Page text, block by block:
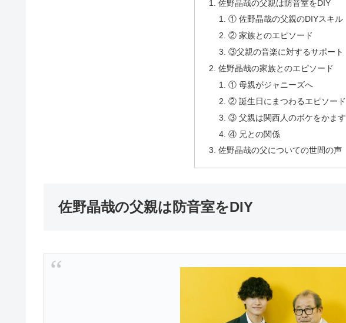
佐野晶哉の父親は防音室をDIY
① 佐野晶哉の父親のDIYスキル
② 家族とのエピソード
③父親の音楽に対するサポート
佐野晶哉の家族とのエピソード
① 母親がジャニーズへ
② 誕生日にまつわるエピソード
③ 父親は関西人のボケをかます
④ 兄との関係
佐野晶哉の父についての世間の声
佐野晶哉の父親は防音室をDIY